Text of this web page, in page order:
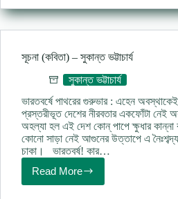
কাজী
নজরুল
সূচনা (কবিতা) – সুকান্ত ভট্টাচার্য
সুকান্ত ভট্টাচার্য
ভারতবর্ষে পাথরের গুরুভার : এহেন
প্রস্তরীভূত দেশের নীরবতার একফোঁটা
অহল্যা হল এই দেশ কোন্ পাপে ক্ষুধার কান্না
কোনো সাড়া নেই আগুনের উত্তাপে এ
চাকা। ভারতবর্ষ! কার…
Read More
সূচনা
(কবিতা)